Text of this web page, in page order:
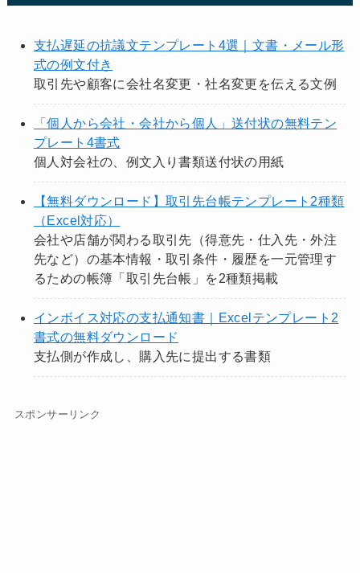
支払遅延の抗議文テンプレート4選｜文書・メール形
式の例文付き
取引先や顧客に会社名変更・社名変更を伝える文例
「個人から会社・会社から個人」送付状の無料テン
プレート4書式
個人対会社の、例文入り書類送付状の用紙
【無料ダウンロード】取引先台帳テンプレート2種類
（Excel対応）
会社や店舗が関わる取引先（得意先・仕入先・外注
先など）の基本情報・取引条件・履歴を一元管理す
るための帳簿「取引先台帳」を2種類掲載
インボイス対応の支払通知書｜Excelテンプレート2
書式の無料ダウンロード
支払側が作成し、購入先に提出する書類
スポンサーリンク